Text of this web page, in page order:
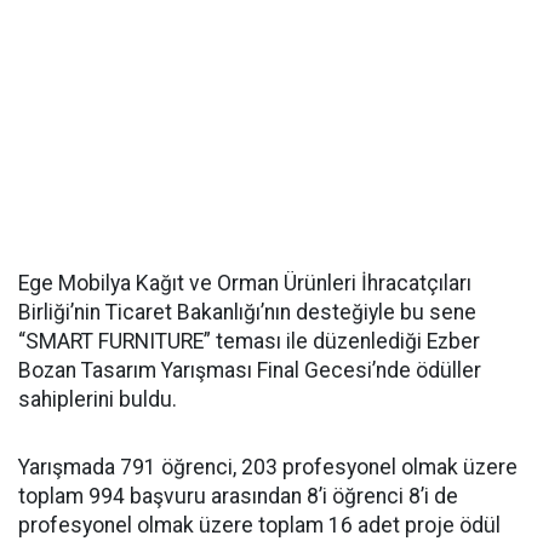
Ege Mobilya Kağıt ve Orman Ürünleri İhracatçıları
Birliği’nin Ticaret Bakanlığı’nın desteğiyle bu sene
“SMART FURNITURE” teması ile düzenlediği Ezber
Bozan Tasarım Yarışması Final Gecesi’nde ödüller
sahiplerini buldu.
Yarışmada 791 öğrenci, 203 profesyonel olmak üzere
toplam 994 başvuru arasından 8’i öğrenci 8’i de
profesyonel olmak üzere toplam 16 adet proje ödül